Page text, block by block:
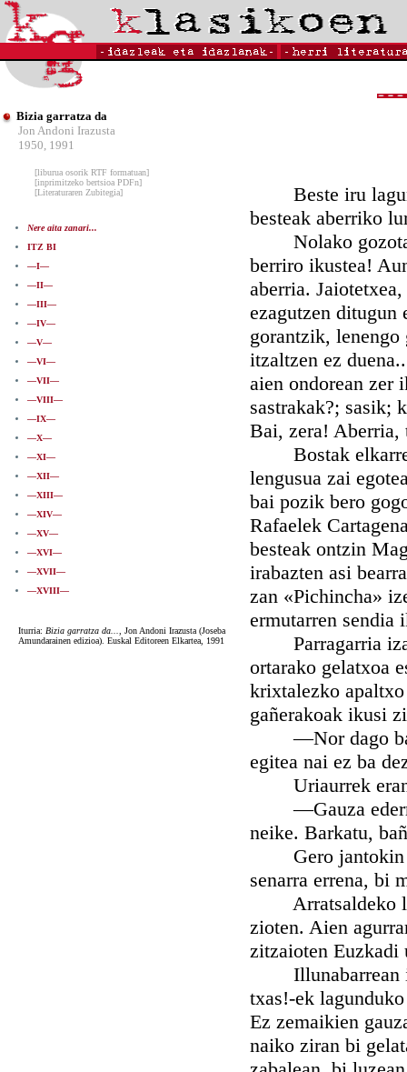
Bizia garratza da
Jon Andoni Irazusta
1950, 1991
[liburua osorik RTF formatuan]
[inprimitzeko bertsioa PDFn]
[Literaturaren Zubitegia]
Nere aita zanari...
ITZ BI
—I—
—II—
—III—
—IV—
—V—
—VI—
—VII—
—VIII—
—IX—
—X—
—XI—
—XII—
—XIII—
—XIV—
—XV—
—XVI—
—XVII—
—XVIII—
Iturria: Bizia garratza da...
, Jon Andoni Irazusta (Joseba
Amundarainen edizioa). Euskal Editoreen Elkartea, 1991
Beste iru
besteak aberriko
Nolako
berriro ikustea!
aberria.
ezagutzen ditugun
gorantzik, lenengo
itzaltzen ez
aien ondorean zer
sastrakak?; sasik;
Bai, zera! Aberria,
Bostak
lengusua zai
bai pozik bero
Rafaelek
besteak ontzin
irabazten asi
zan «Pichincha»
ermutarren sendia
Parragarria izan
ortarako gelatxoa
krixtalezko apaltxo
gañerakoak ikusi
—Nor dago
egitea nai ez ba
Uriaurrek
—Gauza ederra
neike. Barkatu,
Gero jantokin
senarra errena, bi
Arratsaldeko
zioten. Aien
zitzaioten Euzkadi
Illunabarrean
txas!-ek
Ez zemaikien
naiko ziran bi